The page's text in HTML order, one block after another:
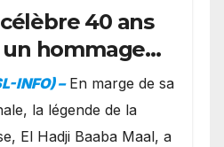
40 ans
hommage
à Oslo en
la famille
INFO) – ​En marge de sa
la légende de la
El Hadji Baaba Maal, a